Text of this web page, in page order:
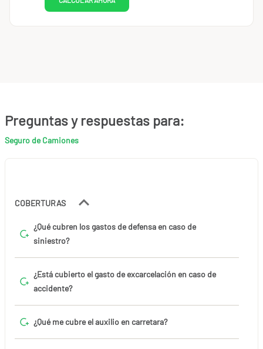
Preguntas y respuestas para:
Seguro de Camiones
COBERTURAS
¿Qué cubren los gastos de defensa en caso de
siniestro?
¿Está cubierto el gasto de excarcelación en caso de
accidente?
¿Qué me cubre el auxilio en carretara?